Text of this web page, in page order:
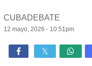
CUBADEBATE
12 mayo, 2026 - 10:51pm
